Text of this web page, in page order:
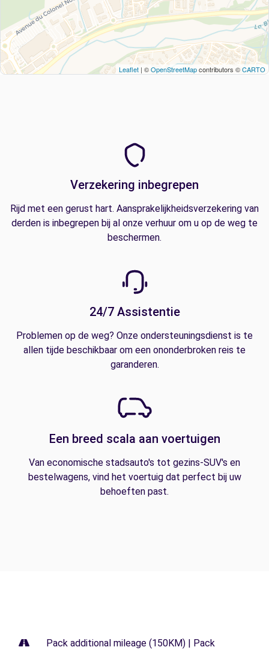
Leaflet | ©OpenStreetMapcontributors ©CARTO
Verzekering inbegrepen
Rijd met een gerust hart. Aansprakelijkheidsverzekering van
derden is inbegrepen bij al onze verhuur om u op de weg te
beschermen.
24/7 Assistentie
Problemen op de weg? Onze ondersteuningsdienst is te
allen tijde beschikbaar om een ononderbroken reis te
garanderen.
Een breed scala aan voertuigen
Van economische stadsauto's tot gezins-SUV's en
bestelwagens, vind het voertuig dat perfect bij uw
behoeften past.
Pack additional mileage (150KM) | Pack